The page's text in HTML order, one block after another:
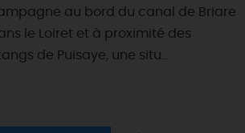
au bord du canal de Briare
le Loiret et à proximité des
de Puisaye, une situ...